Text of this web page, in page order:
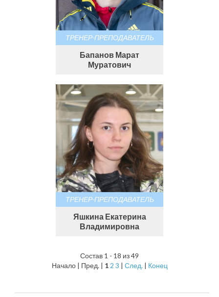
ТРЕНЕР-ПРЕПОДАВАТЕЛЬ
Бапанов Марат
Муратович
ТРЕНЕР-ПРЕПОДАВАТЕЛЬ
Яшкина Екатерина
Владимировна
Состав 1 - 18 из 49
Начало | Пред. | 1 2 3 | След.| Конец